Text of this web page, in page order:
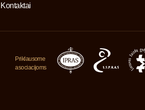
Kontaktai
Priklausome
asociacijoms